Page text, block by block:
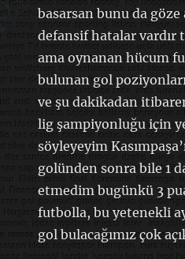
basarsan bunu da göze
defansif hatalar vardır
ama oynanan hücum
bulunan gol
ve şu dakikadan
lig şampiyonluğu için
söyleyeyim
golünden sonra bile 1
etmedim bugünkü 3
futbolla, bu yetenekli
gol bulacağımız çok